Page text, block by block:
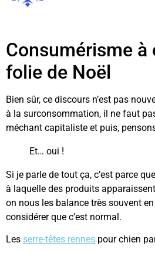
Consumérisme à
folie de Noël
Bien sûr, ce discours n’est pas
à la surconsommation, il ne faut
méchant capitaliste et puis,
Et… oui !
Si je parle de tout ça, c’est parce
à laquelle des produits
on nous les balance très souvent
considérer que c’est normal.
Les serre-têtes rennes pour chien